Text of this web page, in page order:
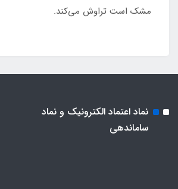
مشک است تراوش می‌کند.
نماد اعتماد الکترونیک و نماد
ساماندهی